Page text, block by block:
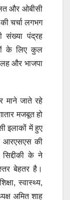
और ओबीसी
चर्चा लगभग
संख्या पंद्रह
के लिए कुल
और भाजपा
माने जाते रहे
मजबूत हो
इलाकों में हुए
आरएसएस की
के ने
बेहतर है।
स्वास्थ्य,
अमित शाह